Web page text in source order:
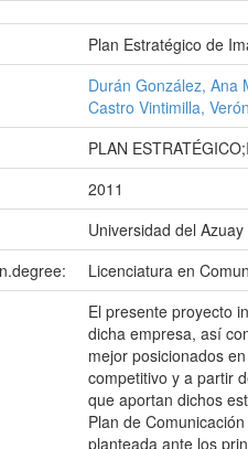
Plan Estratégico de
Durán González, Ana
Castro Vintimilla,
PLAN
2011
Universidad del Azuay
Licenciatura en
El presente proyecto
dicha empresa, así
mejor posicionados
competitivo y a partir
que aportan dichos
Plan de
planteada ante los